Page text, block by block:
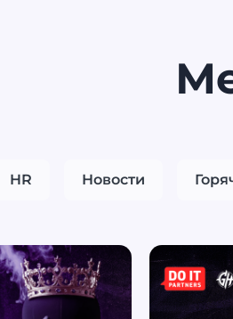
HR Новости